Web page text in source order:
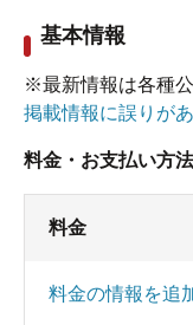
基本情報
※最新情報は各種
掲載情報に誤りが
料金・お支払い方法
料金
料金の情報を追